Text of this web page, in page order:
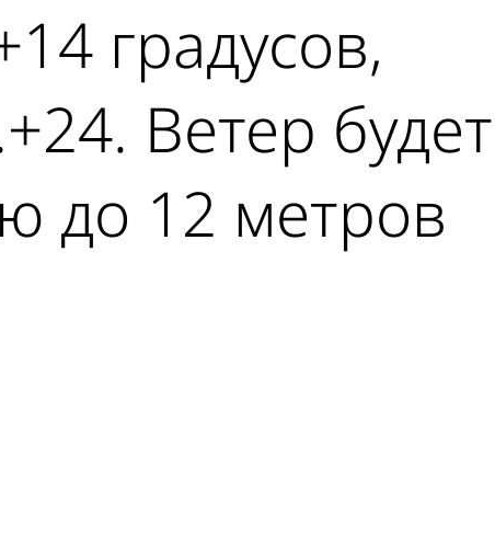
градусов,
Ветер будет
до 12 метров